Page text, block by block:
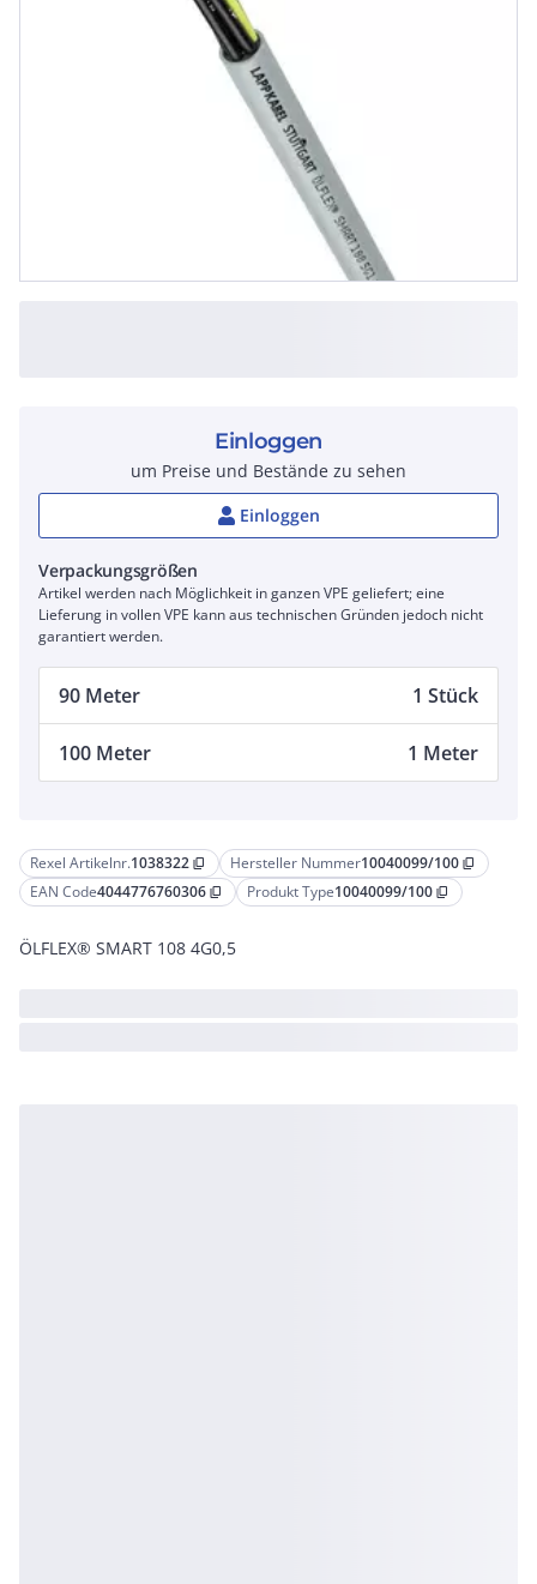
Rexel Artikelnr.1038322 content_copy Hersteller Nummer10040099/100 content_copy
EAN Code4044776760306 content_copy Produkt Type10040099/100 content_copy
ÖLFLEX® SMART 108 4G0,5
Einloggen
um Preise und Bestände zu sehen
Einloggen
Verpackungsgrößen
Artikel werden nach Möglichkeit in ganzen VPE geliefert; eine
Lieferung in vollen VPE kann aus technischen Gründen jedoch nicht
garantiert werden.
90 Meter 1 Stück
100 Meter 1 Meter